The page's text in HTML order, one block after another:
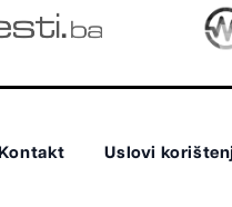
Kontakt Uslovi